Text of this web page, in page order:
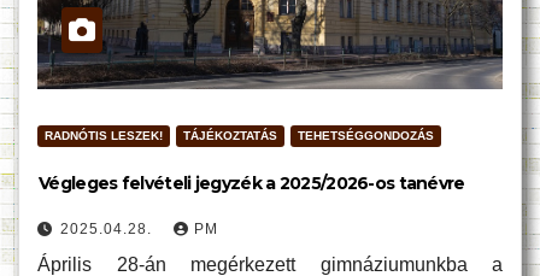
RADNÓTIS LESZEK! TÁJÉKOZTATÁS TEHETSÉGGONDOZÁS
Végleges felvételi jegyzék a 2025/2026-os tanévre
2025.04.28. PM
Április 28-án megérkezett gimnáziumunkba a